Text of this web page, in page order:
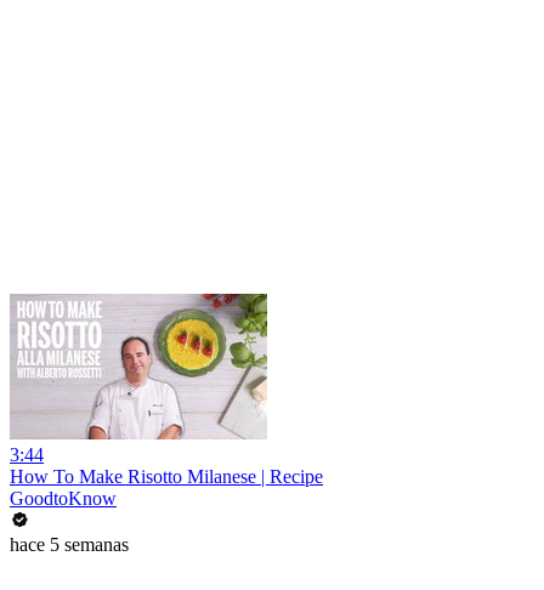
3:44
How To Make Risotto Milanese | Recipe
GoodtoKnow
hace 5 semanas